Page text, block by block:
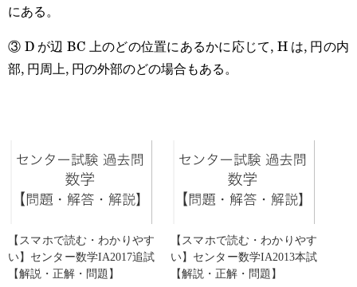
にある。
③ D が辺 BC 上のどの位置にあるかに応じて, H は, 円の内
部, 円周上, 円の外部のどの場合もある。
【スマホで読む・わかりやす
い】センター数学IA2017追試
【解説・正解・問題】
【スマホで読む・わかりやす
い】センター数学IA2013本試
【解説・正解・問題】